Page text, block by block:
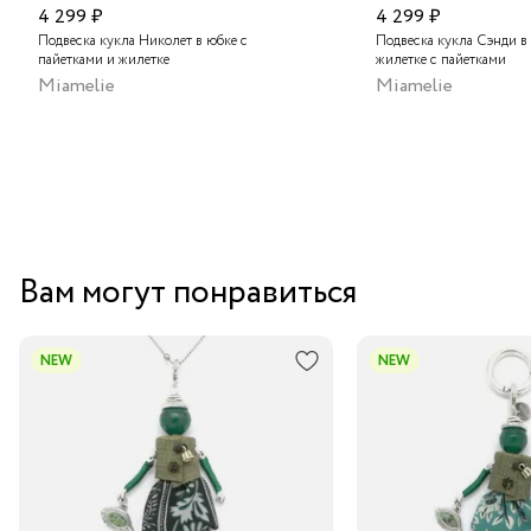
4 299 ₽
Подвеска кукла Николет в юбке с
пайетками и жилетке
Miamelie
4 299 ₽
Подвеска кукла Сэнди
жилетке с пайетками
Miamelie
Вам могут понравиться
NEW NEW